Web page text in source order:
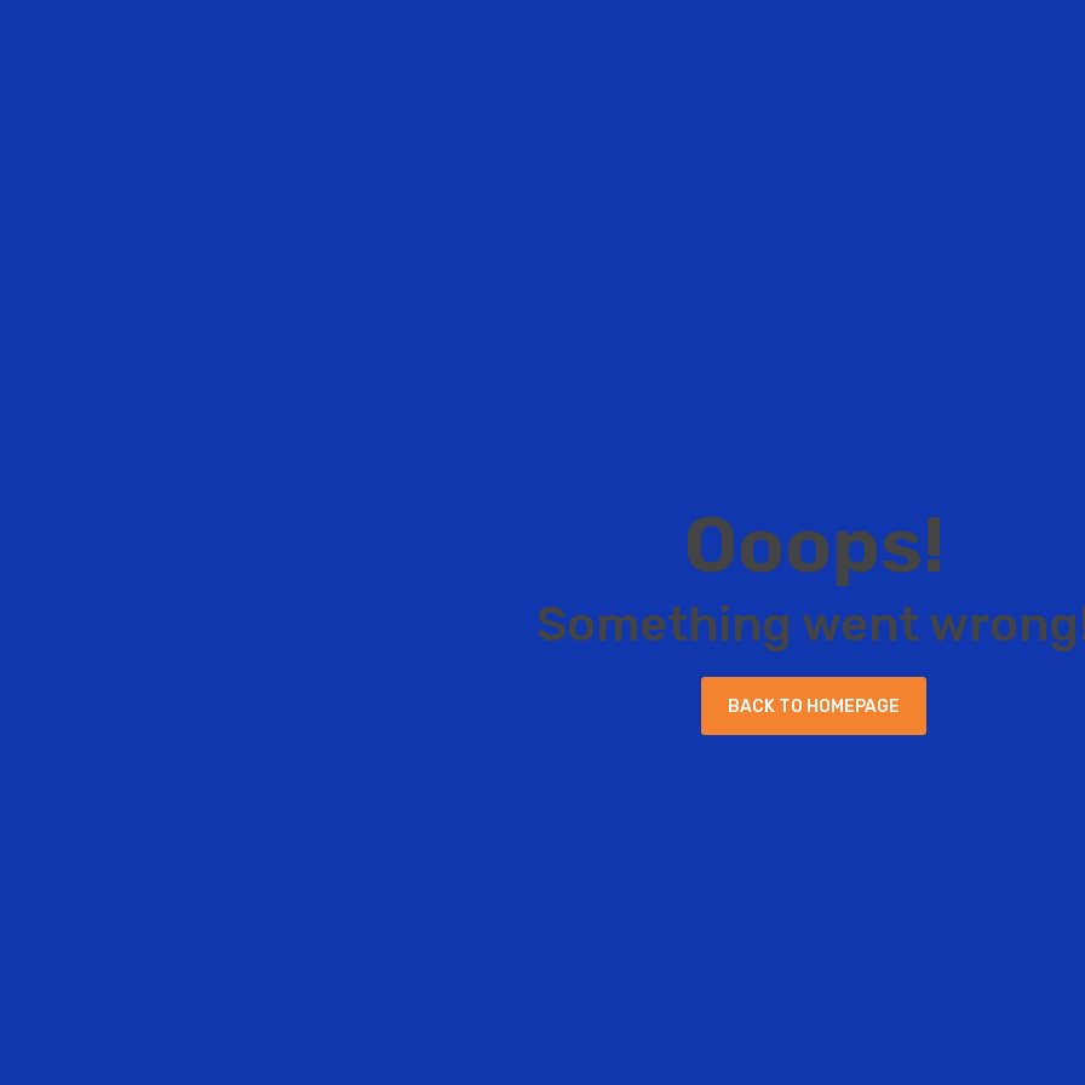
Ooops!
Something went wrong
BACK TO HOM EPAG E